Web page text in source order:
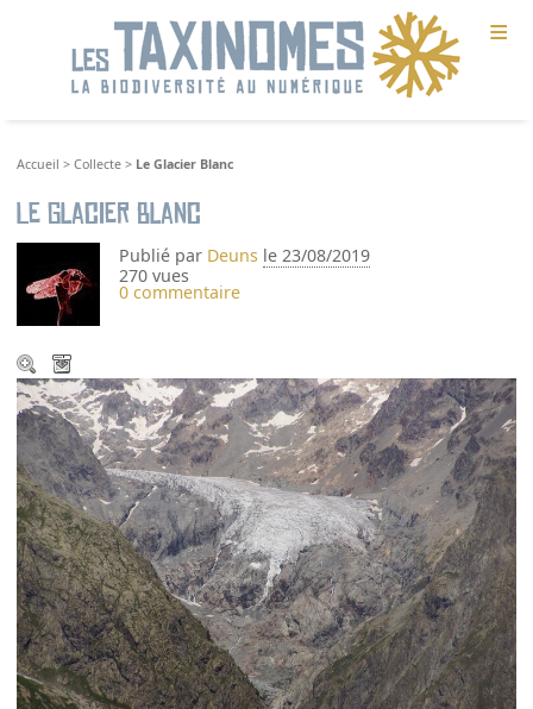
≡
Accueil >Collecte > Le Glacier Blanc
Le Glacier Blanc
Publié par Deuns le 23/08/2019
270 vues
0 commentaire